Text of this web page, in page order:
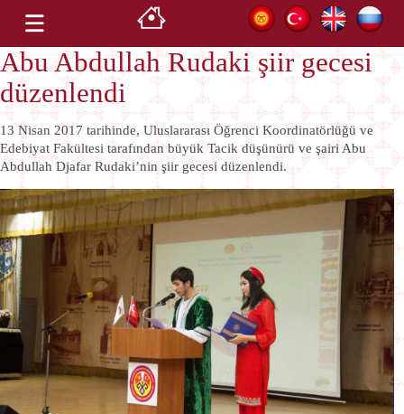
Abu Abdullah Rudaki şiir gecesi
düzenlendi
13 Nisan 2017 tarihinde, Uluslararası Öğrenci Koordinatörlüğü ve
Edebiyat Fakültesi tarafından büyük Tacik düşünürü ve şairi Abu
Abdullah Djafar Rudaki’nin şiir gecesi düzenlendi.